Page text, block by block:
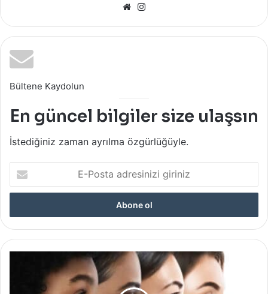
Web
Bültene Kaydolun
En güncel bilgiler size ulaşsın
İstediğiniz zaman ayrılma özgürlüğüyle.
E-
Posta
adresinizi